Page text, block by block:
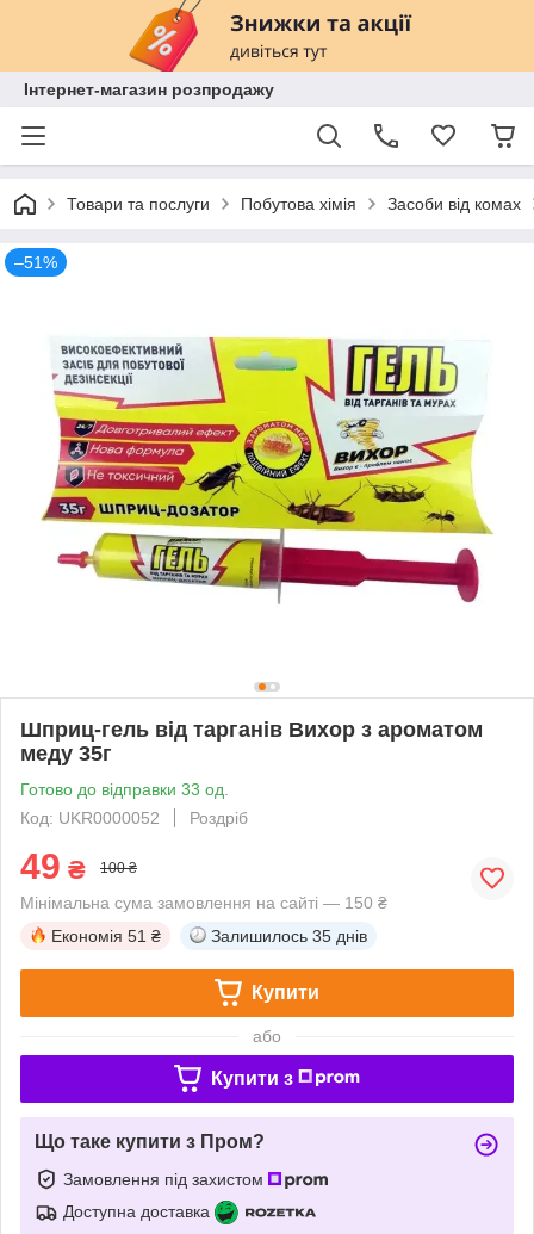
Інтернет-магазин розпродажу
Товари та послуги Побутова хімія Засоби від комах
–51%
Шприц-гель від тарганів Вихор з ароматом
меду 35г
Готово до відправки 33 од.
Код: UKR0000052
Роздріб
49 ₴ 100 ₴
Мінімальна сума замовлення на сайті — 150 ₴
Економія 51 ₴ Залишилось 35 днів
Купити
або
Купити з
Що таке купити з Пром?
Замовлення під захистом
Доступна доставка